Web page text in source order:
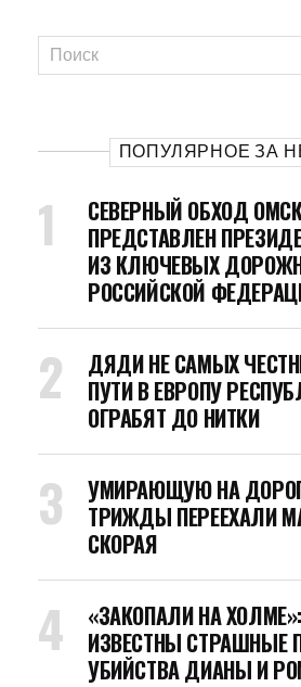
ПОПУЛЯРНОЕ ЗА
СЕВЕРНЫЙ ОБХОД
ПРЕДСТАВЛЕН
ИЗ КЛЮЧЕВЫХ
РОССИЙСКОЙ
ДЯДИ НЕ САМЫХ
ПУТИ В ЕВРОПУ
ОГРАБЯТ ДО НИТКИ
УМИРАЮЩУЮ НА
ТРИЖДЫ ПЕРЕЕХАЛИ
СКОРАЯ
«ЗАКОПАЛИ НА
ИЗВЕСТНЫ СТРАШНЫЕ
УБИЙСТВА ДИАНЫ И